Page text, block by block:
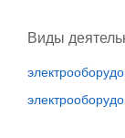
Виды